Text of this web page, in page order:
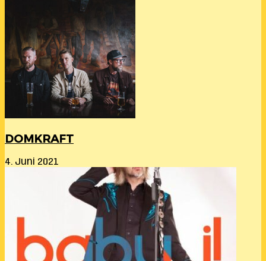
DOMKRAFT
4. Juni 2021